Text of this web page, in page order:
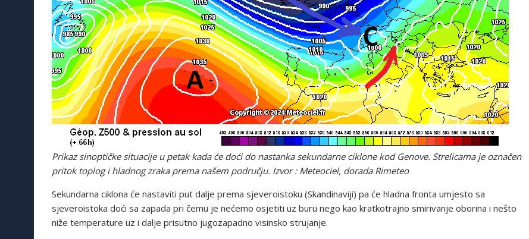
Prikaz sinoptičke situacije u petak kada će doći do nastanka sekundarne ciklone kod Genove. Strelicama je označen
pritok toplog i hladnog zraka prema našem području. Izvor : Meteociel, dorada Rimeteo
Sekundarna ciklona će nastaviti put dalje prema sjeveroistoku (Skandinaviji) pa će hladna fronta umjesto sa
sjeveroistoka doći sa zapada pri čemu je nećemo osjetiti uz buru nego kao kratkotrajno smirivanje oborina i nešto
niže temperature uz i dalje prisutno jugozapadno visinsko strujanje.